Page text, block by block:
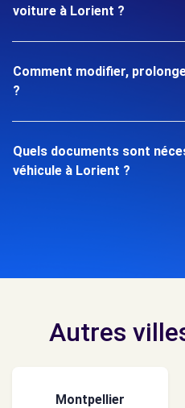
voiture à Lorient ?
Comment modifier,
?
Quels documents sont
véhicule à Lorient ?
Autres
Montpellier